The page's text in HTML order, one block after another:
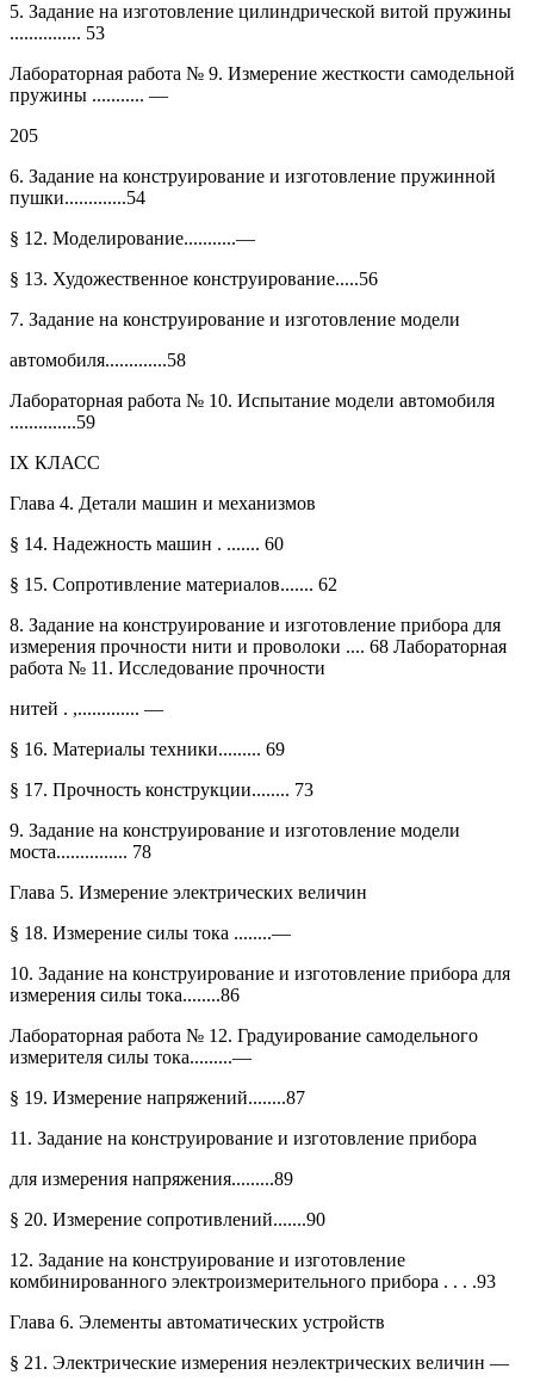
5. Задание на изготовление цилиндрической витой пружины
............... 53
Лабораторная работа № 9. Измерение жесткости самодельной
пружины ........... —
205
6. Задание на конструирование и изготовление пружинной
пушки.............54
§ 12. Моделирование...........—
§ 13. Художественное конструирование.....56
7. Задание на конструирование и изготовление модели
автомобиля.............58
Лабораторная работа № 10. Испытание модели автомобиля
..............59
IX КЛАСС
Глава 4. Детали машин и механизмов
§ 14. Надежность машин . ....... 60
§ 15. Сопротивление материалов....... 62
8. Задание на конструирование и изготовление прибора для
измерения прочности нити и проволоки .... 68 Лабораторная
работа № 11. Исследование прочности
нитей . ,............. —
§ 16. Материалы техники......... 69
§ 17. Прочность конструкции........ 73
9. Задание на конструирование и изготовление модели
моста............... 78
Глава 5. Измерение электрических величин
§ 18. Измерение силы тока ........—
10. Задание на конструирование и изготовление прибора для
измерения силы тока........86
Лабораторная работа № 12. Градуирование самодельного
измерителя силы тока.........—
§ 19. Измерение напряжений........87
11. Задание на конструирование и изготовление прибора
для измерения напряжения.........89
§ 20. Измерение сопротивлений.......90
12. Задание на конструирование и изготовление
комбинированного электроизмерительного прибора . . . .93
Глава 6. Элементы автоматических устройств
§ 21. Электрические измерения неэлектрических величин —